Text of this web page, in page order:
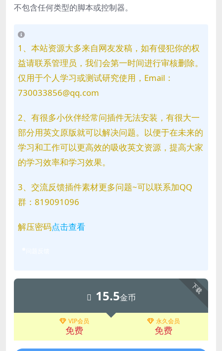
不包含任何类型的脚本或控制器。
1、本站资源大多来自网友发稿，如有侵犯你的权
益请联系管理员，我们会第一时间进行审核删除。
仅用于个人学习或测试研究使用，Email：
730033856@qq.com
2、有很多小伙伴经常问插件无法安装，有很大一
部分用英文原版就可以解决问题。以便于在未来的
学习和工作可以更高效的吸收英文资源，提高大家
的学习效率和学习效果。
3、交流反馈插件素材更多问题~可以联系加QQ
群：819091096
解压密码点击查看
下载
15.5金币
VIP会员
免费
永久会员
免费